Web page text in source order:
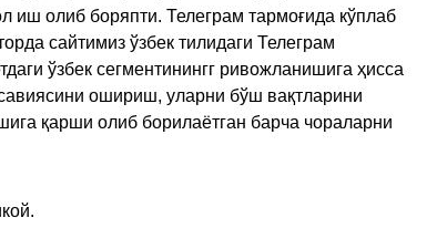
иш олиб боряпти. Телеграм тармоғида кўплаб
сайтимиз ўзбек тилидаги Телеграм
ўзбек сегментинингг ривожланишига ҳисса
ошириш, уларни бўш вақтларини
қарши олиб борилаётган барча чораларни